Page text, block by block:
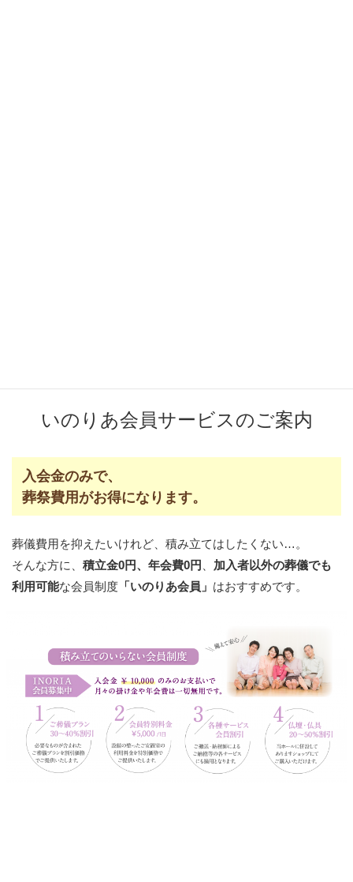
いのりあ会員サービスのご案内
入会金のみで、
葬祭費用がお得になります。
葬儀費用を抑えたいけれど、積み立てはしたくない…。
そんな方に、 積立金0円、年会費0円
加入者以外の葬儀でも
利用可能な会員制度 「いのりあ会員」 はおすすめです。